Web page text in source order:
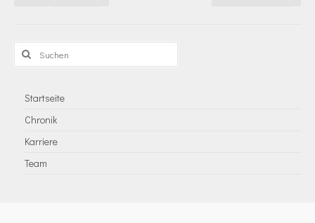
Suchen
nach:
Startseite
Chronik
Karriere
Team